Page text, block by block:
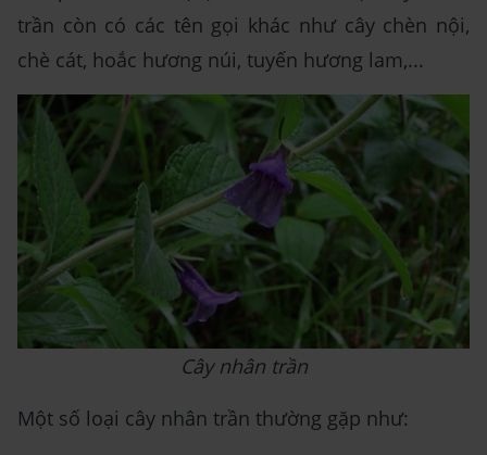
trần còn có các tên gọi khác như cây chèn nội,
chè cát, hoắc hương núi, tuyến hương lam,...
Cây nhân trần
Một số loại cây nhân trần thường gặp như: